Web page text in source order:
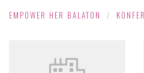
EMPOWER HER BALATON /